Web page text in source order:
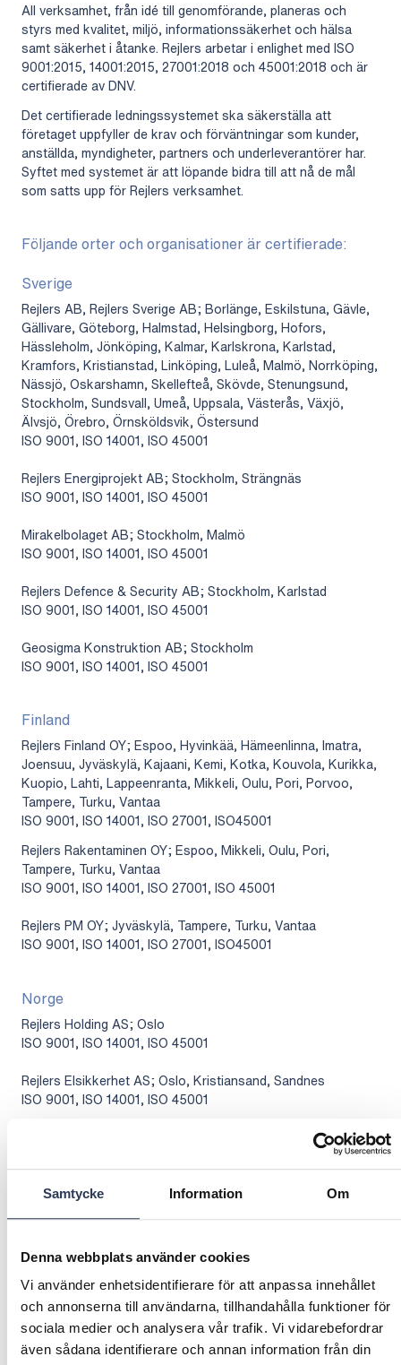
Samtycke Information Om
Denna webbplats använder cookies
Vi använder enhetsidentifierare för att anpassa innehållet
och annonserna till användarna, tillhandahålla funktioner för
sociala medier och analysera vår trafik. Vi vidarebefordrar
även sådana identifierare och annan information från din
All verksamhet, från idé till genomförande, planeras och
styrs med kvalitet, miljö, informationssäkerhet och hälsa
samt säkerhet i åtanke. Rejlers arbetar i enlighet med ISO
9001:2015, 14001:2015, 27001:2018 och 45001:2018 och är
certifierade av DNV.
Det certifierade ledningssystemet ska säkerställa att
företaget uppfyller de krav och förväntningar som kunder,
anställda, myndigheter, partners och underleverantörer har.
Syftet med systemet är att löpande bidra till att nå de mål
som satts upp för Rejlers verksamhet.
Följande orter och organisationer är certifierade:
Sverige
Rejlers AB, Rejlers Sverige AB; Borlänge, Eskilstuna, Gävle,
Gällivare, Göteborg, Halmstad, Helsingborg, Hofors,
Hässleholm, Jönköping, Kalmar, Karlskrona, Karlstad,
Kramfors, Kristianstad, Linköping, Luleå, Malmö, Norrköping,
Nässjö, Oskarshamn, Skellefteå, Skövde, Stenungsund,
Stockholm, Sundsvall, Umeå, Uppsala, Västerås, Växjö,
Älvsjö, Örebro, Örnsköldsvik, Östersund
ISO 9001, ISO 14001, ISO 45001
Rejlers Energiprojekt AB; Stockholm, Strängnäs
ISO 9001, ISO 14001, ISO 45001
Mirakelbolaget AB; Stockholm, Malmö
ISO 9001, ISO 14001, ISO 45001
Rejlers Defence & Security AB; Stockholm, Karlstad
ISO 9001, ISO 14001, ISO 45001
Geosigma Konstruktion AB; Stockholm
ISO 9001, ISO 14001, ISO 45001
Finland
Rejlers Finland OY; Espoo, Hyvinkää, Hämeenlinna, Imatra,
Joensuu, Jyväskylä, Kajaani, Kemi, Kotka, Kouvola, Kurikka,
Kuopio, Lahti, Lappeenranta, Mikkeli, Oulu, Pori, Porvoo,
Tampere, Turku, Vantaa
ISO 9001, ISO 14001, ISO 27001, ISO45001
Rejlers Rakentaminen OY; Espoo, Mikkeli, Oulu, Pori,
Tampere, Turku, Vantaa
ISO 9001, ISO 14001, ISO 27001, ISO 45001
Rejlers PM OY; Jyväskylä, Tampere, Turku, Vantaa
ISO 9001, ISO 14001, ISO 27001, ISO45001
Norge
Rejlers Holding AS; Oslo
ISO 9001, ISO 14001, ISO 45001
Rejlers Elsikkerhet AS; Oslo, Kristiansand, Sandnes
ISO 9001, ISO 14001, ISO 45001
Rejlers AS; Oslo, Kristiansand, Sarpsborg, Hamar, Arendal,
ISO 9001, ISO 14001, ISO 45001
Rejlers International Engineering Solutions AB – Rejlers Abu
ISO 9001, ISO 14001, ISO 45001, ISO 50001
Ecovadis